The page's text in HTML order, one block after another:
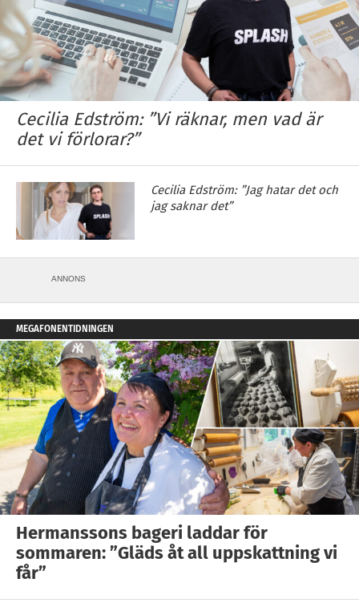
Cecilia Edström: ”Vi räknar, men vad är
det vi förlorar?”
Cecilia Edström: ”Jag hatar det och
jag saknar det”
ANNONS
MEGAFONENTIDNINGEN
Hermanssons bageri laddar för
sommaren: ”Gläds åt all uppskattning vi
får”